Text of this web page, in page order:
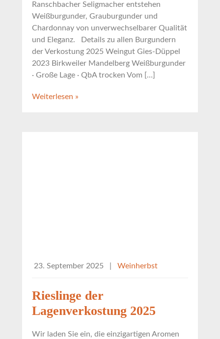
Ranschbacher Seligmacher entstehen
Weißburgunder, Grauburgunder und
Chardonnay von unverwechselbarer Qualität
und Eleganz. Details zu allen Burgundern
der Verkostung 2025 Weingut Gies-Düppel
2023 Birkweiler Mandelberg Weißburgunder
· Große Lage · QbA trocken Vom […]
Weiterlesen »
23. September 2025 Weinherbst
Rieslinge der
Lagenverkostung 2025
Wir laden Sie ein, die einzigartigen Aromen